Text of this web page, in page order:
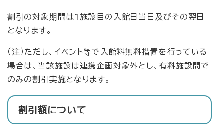
割引の対象期間は1施設目の入館日当日及びその翌日
となります。
（注）ただし、イベント等で入館料無料措置を行っている
場合は、当該施設は連携企画対象外とし、有料施設間で
のみの割引実施となります。
割引額について